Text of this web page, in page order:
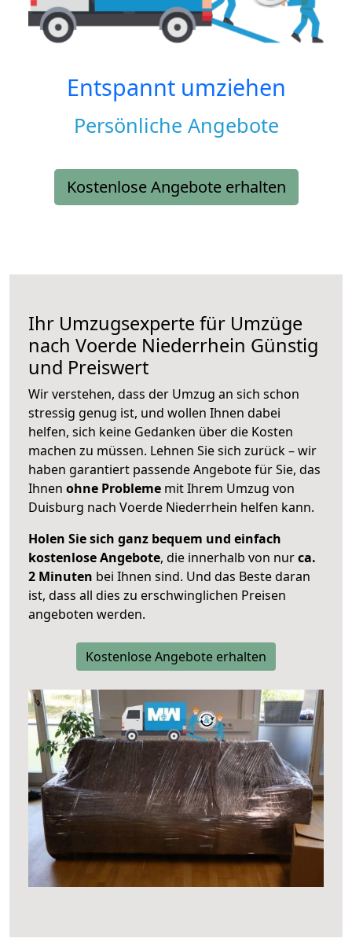
Entspannt umziehen
Persönliche Angebote
Kostenlose Angebote erhalten
Ihr Umzugsexperte für Umzüge
nach Voerde Niederrhein Günstig
und Preiswert
Wir verstehen, dass der Umzug an sich schon
stressig genug ist, und wollen Ihnen dabei
helfen, sich keine Gedanken über die Kosten
machen zu müssen. Lehnen Sie sich zurück – wir
haben garantiert passende Angebote für Sie, das
Ihnen ohne Probleme mit Ihrem Umzug von
Duisburg nach Voerde Niederrhein helfen kann.
Holen Sie sich ganz bequem und einfach
kostenlose Angebote, die innerhalb von nurca.
2 Minuten bei Ihnen sind. Und das Beste daran
ist, dass all dies zu erschwinglichen Preisen
angeboten werden.
Kostenlose Angebote erhalten